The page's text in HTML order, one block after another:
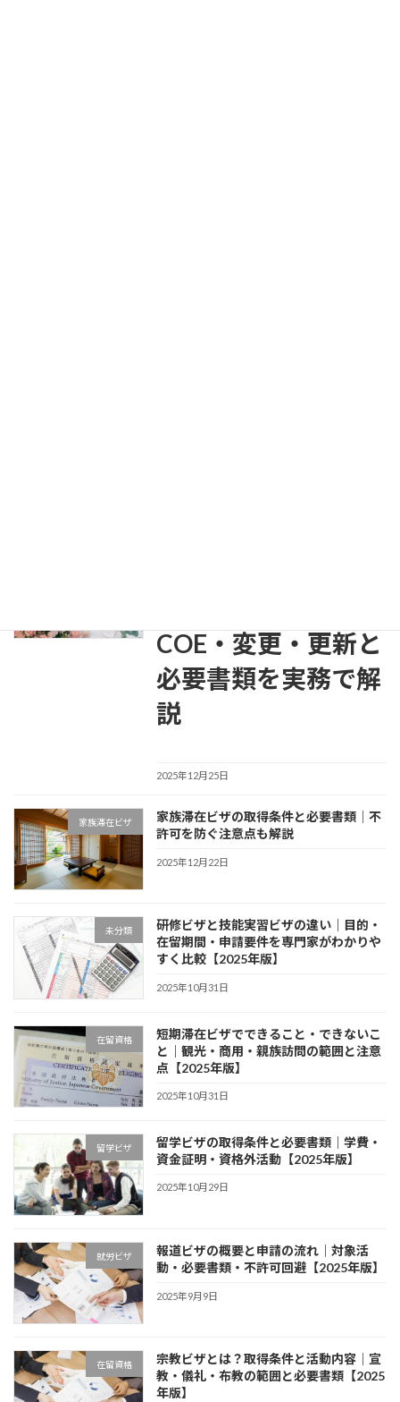
COE・変更・更新と
必要書類を実務で解
説
2025年12月25日
家族滞在ビザ
家族滞在ビザの取得条件と必要書類｜不
許可を防ぐ注意点も解説
2025年12月22日
未分類
研修ビザと技能実習ビザの違い｜目的・
在留期間・申請要件を専門家がわかりや
すく比較【2025年版】
2025年10月31日
在留資格
短期滞在ビザでできること・できないこ
と｜観光・商用・親族訪問の範囲と注意
点【2025年版】
2025年10月31日
留学ビザ
留学ビザの取得条件と必要書類｜学費・
資金証明・資格外活動【2025年版】
2025年10月29日
就労ビザ
報道ビザの概要と申請の流れ｜対象活
動・必要書類・不許可回避【2025年版】
2025年9月9日
在留資格
宗教ビザとは？取得条件と活動内容｜宣
教・儀礼・布教の範囲と必要書類【2025
年版】